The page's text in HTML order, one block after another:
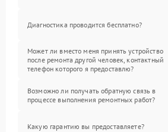
Диагностика проводится бесплатно?
Может ли вместо меня принять устройство
после ремонта другой человек, контактный
телефон которого я предоставлю?
Возможно ли получать обратную связь в
процессе выполнения ремонтных работ?
Какую гарантию вы предоставляете?